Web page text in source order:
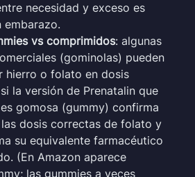
necesidad y exceso es
embarazo.
vs comprimidos: algunas
(gominolas) pueden
hierro o folato en dosis
la versión de Prenatalin que
gomosa (gummy) confirma
dosis correctas de folato y
su equivalente farmacéutico
(En Amazon aparece
las gummies a veces